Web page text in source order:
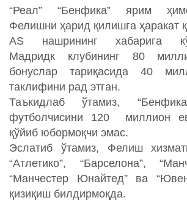
“Реал” “Бенфика” ярим
Фелишни ҳарид қилишга ҳаракат
AS нашрининг хабарига
Мадридк клубининг 80
бонуслар тариқасида 40
таклифини рад этган.
Таъкидлаб ўтамиз,
футболчисини 120 миллион
қўйиб юбормоқчи эмас.
Эслатиб ўтамиз, Фелиш
“Атлетико”, “Барселона”,
“Манчестер Юнайтед” ва
қизиқиш билдирмоқда.